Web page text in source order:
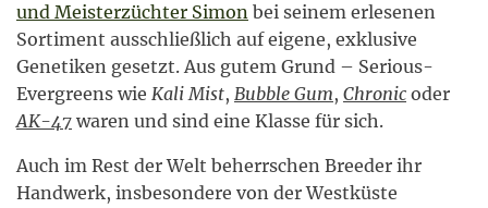
und Meisterzüchter Simon bei seinem erlesenen
Sortiment ausschließlich auf eigene, exklusive
Genetiken gesetzt. Aus gutem Grund – Serious-
Evergreens wie Kali Mist, Bubble Gum, Chronic oder
AK-47 waren und sind eine Klasse für sich.
Auch im Rest der Welt beherrschen Breeder ihr
Handwerk, insbesondere von der Westküste